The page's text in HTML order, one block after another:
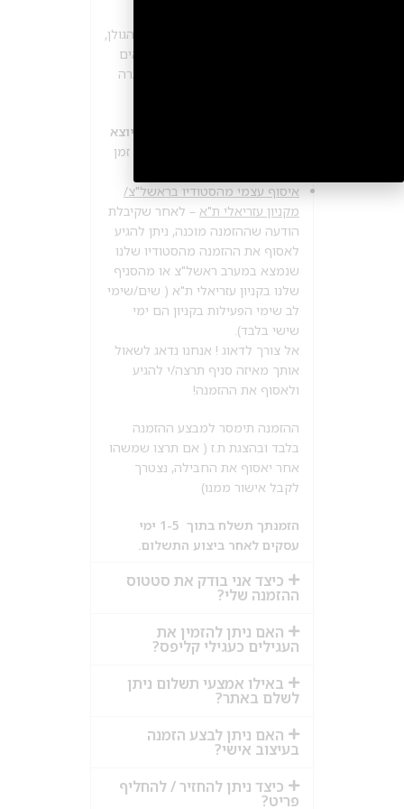
בישובים וערים מרוחקים (רמת הגולן,
אילת וערבה) או יישובים שנמצאים
מעבר לקו הירוק, ייתכן וזמן העברה
מרגע שהתכשיט יוצא
, זמן
איסוף עצמי מהסטודיו בראשל"צ/
מקניון עזריאלי ת"א – לאחר שקיבלת
הודעה שההזמנה מוכנה, ניתן להגיע
לאסוף את ההזמנה מהסטודיו שלנו
שנמצא במערב ראשל"צ או מהסניף
שלנו בקניון עזריאלי ת"א ( שים/שימי
לב שימי הפעילות בקניון הם ימי
שישי בלבד).
אל צורך לדאוג ! אנחנו נדאג לשאול
אותך מאיזה סניף תרצה/י להגיע
ולאסוף את ההזמנה!
ההזמנה תימסר למבצע ההזמנה
בלבד ובהצגת ת.ז ( אם תרצו שמשהו
אחר יאסוף את החבילה, נצטרך
לקבל אישור ממנו)
הזמנתך תשלח בתוך 1-5 ימי
עסקים לאחר ביצוע התשלום.
כיצד אני בודק את סטטוס
ההזמנה שלי?
האם ניתן להזמין את
העגילים כעגילי קליפס?
באילו אמצעי תשלום ניתן
לשלם באתר?
האם ניתן לבצע הזמנה
בעיצוב אישי?
כיצד ניתן להחזיר / להחליף
פריט?
מבצע 1+1
על החירור ל-50 הפונות ראשונות
לקביעת תור לפירסינג ועיצוב
אזניים